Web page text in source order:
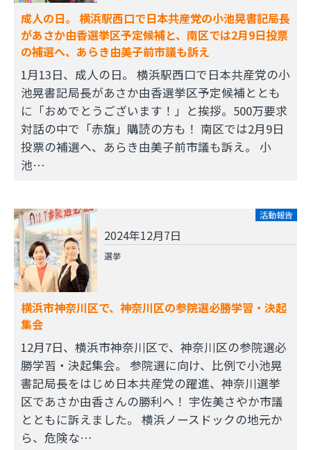
成人の日。 横浜駅西口で日本共産党の小池晃書記局長
があさか由香選挙区予定候補と、南区では2月9日投票
の補選へ、あらき由美子前市議も訴え
1月13日、成人の日。 横浜駅西口で日本共産党の小
池晃書記局長があさか由香選挙区予定候補ととも
に「おめでとうございます！」と挨拶。500万要求
対話の中で「赤旗」購読の方も！ 南区では2月9日
投票の補選へ、あらき由美子前市議も訴え。 小
池…
活動報告
2024年12月7日
選挙
横浜市神奈川区で、神奈川区の参院選必勝学習・決起
集会
12月7日、横浜市神奈川区で、神奈川区の参院選必
勝学習・決起集会。 参院選に向け、比例で小池晃
書記局長をはじめ日本共産党の躍進、神奈川選挙
区であさか由香さんの勝利へ！ 宇佐美さやか市議
とともに訴えました。 横浜ノースドックの地元か
ら、危険な…